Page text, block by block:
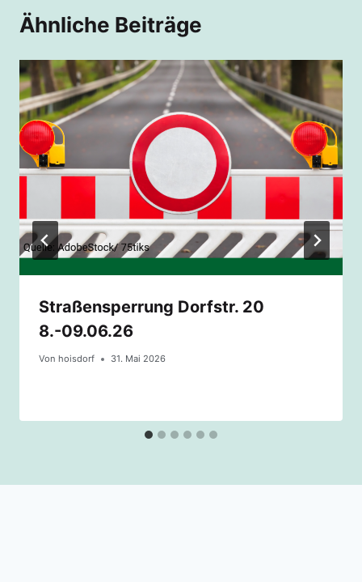
Ähnliche Beiträge
Straßensperrung Dorfstr. 20
8.-09.06.26
Von hoisdorf 31. Mai 2026